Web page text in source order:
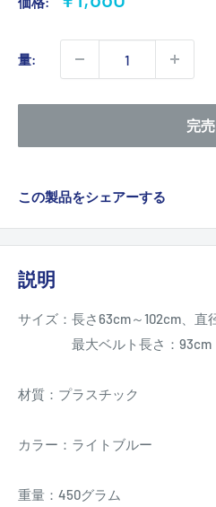
価
格
量:
完売
この製品をシェアーする
説明
サイズ：長さ63cm～102cm、直
最大ベルト長さ：93cm
材質：プラスチック
カラー：ライトブルー
重量：450グラム